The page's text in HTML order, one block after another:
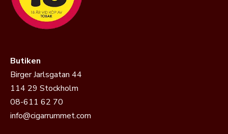
Butiken
Birger Jarlsgatan 44
114 29 Stockholm
08-611 62 70
info@cigarrummet.com